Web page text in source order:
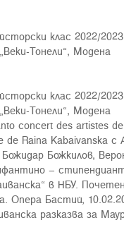
клас 2022/
Тонели“, Модена
клас 2022/
Тонели“, Модена
concert des artistes
de Raina Kabaivanska с
Божкилов,
–
в НБУ.
Опера Бастий,
разказва за